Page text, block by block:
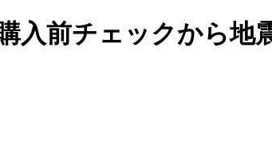
入前チェックから地